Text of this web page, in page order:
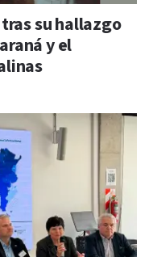
su hallazgo
y el